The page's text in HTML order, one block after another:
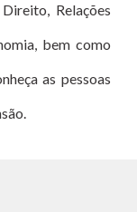
Relações
bem como
as pessoas